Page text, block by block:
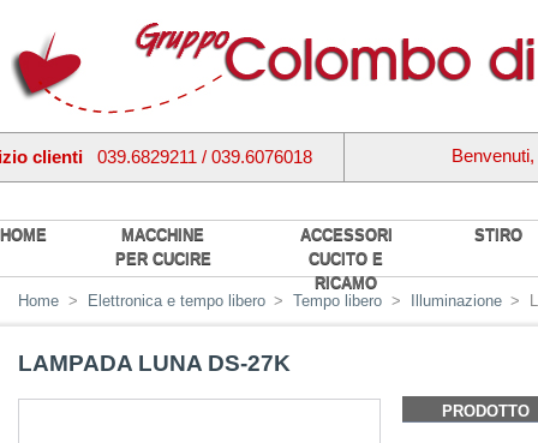
HOME
MACCHINE
PER CUCIRE
ACCESSORI
CUCITO E
RICAMO
STIRO
clienti 039.6829211 / 039.6076018 Benvenuti,
Home > Elettronica e tempo libero > Tempo libero > Illuminazione >
LAMPADA LUNA DS-27K
PRODOTTO